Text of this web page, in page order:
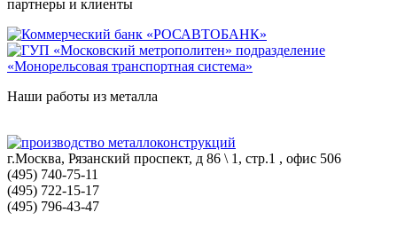
партнеры и клиенты
Наши работы из металла
г.Москва, Рязанский проспект, д 86 \ 1, стр.1 , офис 506
(495) 740-75-11
(495) 722-15-17
(495) 796-43-47